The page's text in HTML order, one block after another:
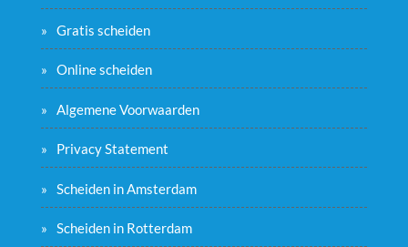
Gratis scheiden
Online scheiden
Algemene Voorwaarden
Privacy Statement
Scheiden in Amsterdam
Scheiden in Rotterdam